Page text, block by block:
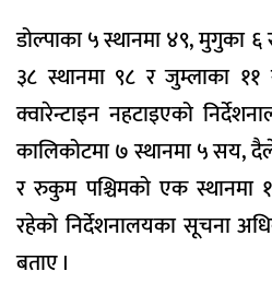
डोल्पाका ५ स्थानमा ४९, मुगुका
३८ स्थानमा ९८ र जुम्लाका
क्वारेन्टाइन नहटाइएको
कालिकोटमा ७ स्थानमा ५ सय,
र रुकुम पश्चिमको एक स्थानमा
रहेको निर्देशनालयका सूचना
बताए ।